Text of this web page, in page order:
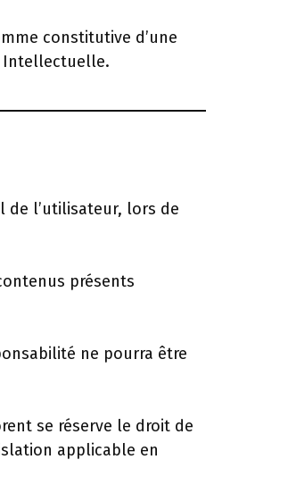
constitutive d’une
Intellectuelle.
de l’utilisateur, lors de
présents
ne pourra être
se réserve le droit de
applicable en